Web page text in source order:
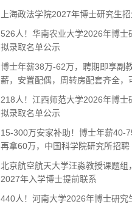
上海政法学院2027年博士研究生
526人！华南农业大学2026年博士
拟录取名单公示
博士年薪38万-62万，聘期即享副
薪，安置配偶，周转房配套齐全，
218人！江西师范大学2026年博士
拟录取名单公示
15-300万安家补助！博士年薪40-
再拿60万，中国科学院研究所招聘
北京航空航天大学汪淼教授课题组
2027年入学博士提前联系
440人！河南大学2026年博士研究